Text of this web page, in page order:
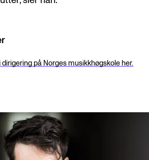
på Norges musikkhøgskole her.